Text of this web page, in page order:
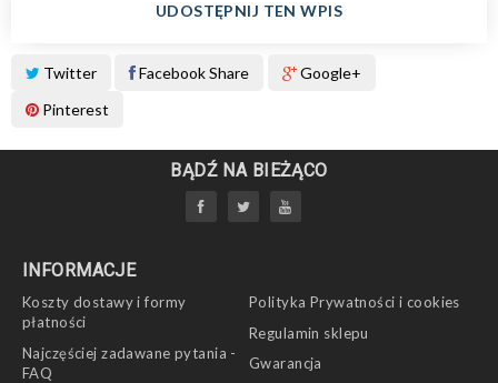
UDOSTĘPNIJ TEN WPIS
Twitter Facebook Share
Google+
Pinterest
BĄDŹ NA BIEŻĄCO
INFORMACJE
Koszty dostawy i formy
płatności
Najczęściej zadawane pytania -
FAQ
Polityka Prywatności i cookies
Regulamin sklepu
Gwarancja